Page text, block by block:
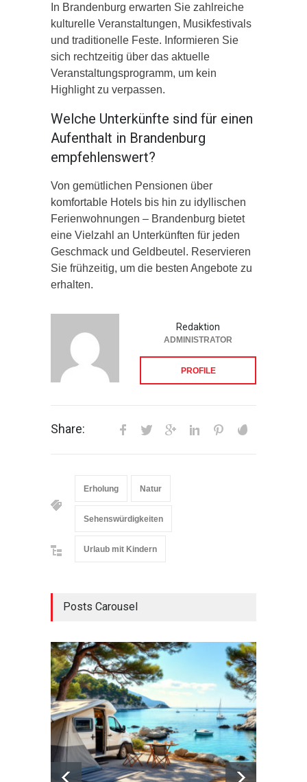
In Brandenburg erwarten Sie zahlreiche
kulturelle Veranstaltungen, Musikfestivals
und traditionelle Feste. Informieren Sie
sich rechtzeitig über das aktuelle
Veranstaltungsprogramm, um kein
Highlight zu verpassen.
Welche Unterkünfte sind für einen
Aufenthalt in Brandenburg
empfehlenswert?
Von gemütlichen Pensionen über
komfortable Hotels bis hin zu idyllischen
Ferienwohnungen – Brandenburg bietet
eine Vielzahl an Unterkünften für jeden
Geschmack und Geldbeutel. Reservieren
Sie frühzeitig, um die besten Angebote zu
erhalten.
Redaktion
ADMINISTRATOR
PROFILE
Share:
Erholung Natur
Sehenswürdigkeiten
Urlaub mit Kindern
Posts Carousel